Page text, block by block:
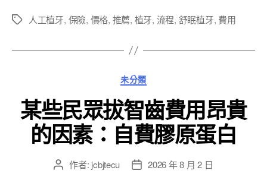
標
人工植牙, 保險, 價格, 推薦, 植牙, 流程, 舒眠植牙, 費用
分
類
未分類
某些民眾拔智齒費用昂貴
的因素：自費膠原蛋白
文 作者: jcbjtecu
文 2026 年 8 月 2 日